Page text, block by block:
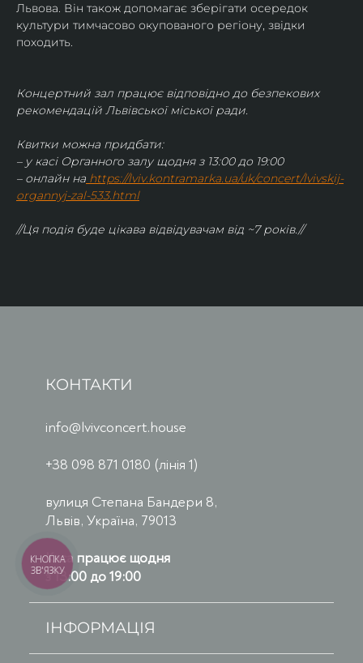
Львова. Він також допомагає зберігати осередок
культури тимчасово окупованого регіону, звідки
походить.
Концертний зал працює відповідно до безпекових
рекомендацій Львівської міської ради.
Квитки можна придбати:
– у касі Органного залу щодня з 13:00 до 19:00
– онлайн на https://lviv.kontramarka.ua/uk/concert/lvivskij-
organnyj-zal-533.html
//Ця подія буде цікава відвідувачам від ~7 років.//
КОНТАКТИ
info@lvivconcert.house
+38 098 871 0180 (лінія 1)
вулиця Степана Бандери 8,
Львів, Україна, 79013
Каса працює щодня
з 13:00 до 19:00
ІНФОРМАЦІЯ
КНОПКА
ЗВ'ЯЗКУ